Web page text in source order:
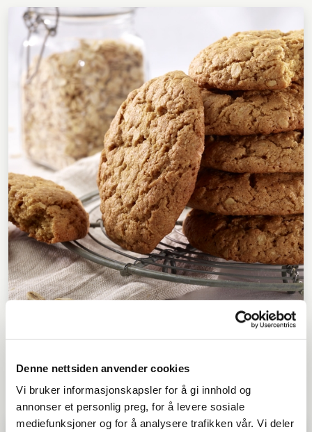
Denne nettsiden anvender cookies
Vi bruker informasjonskapsler for å gi innhold og
annonser et personlig preg, for å levere sosiale
mediefunksjoner og for å analysere trafikken vår. Vi deler